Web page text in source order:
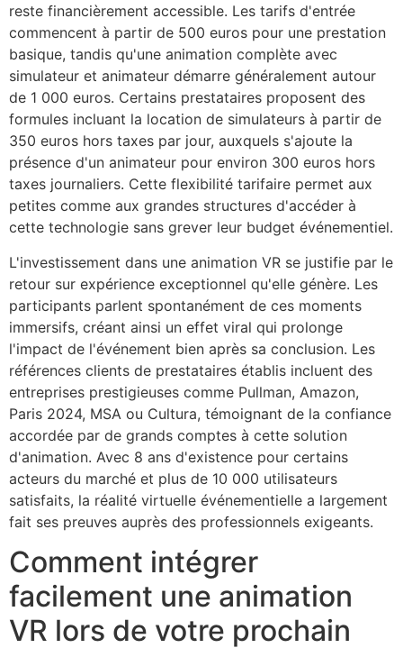
reste financièrement accessible. Les tarifs d'entrée
commencent à partir de 500 euros pour une prestation
basique, tandis qu'une animation complète avec
simulateur et animateur démarre généralement autour
de 1 000 euros. Certains prestataires proposent des
formules incluant la location de simulateurs à partir de
350 euros hors taxes par jour, auxquels s'ajoute la
présence d'un animateur pour environ 300 euros hors
taxes journaliers. Cette flexibilité tarifaire permet aux
petites comme aux grandes structures d'accéder à
cette technologie sans grever leur budget événementiel.
L'investissement dans une animation VR se justifie par le
retour sur expérience exceptionnel qu'elle génère. Les
participants parlent spontanément de ces moments
immersifs, créant ainsi un effet viral qui prolonge
l'impact de l'événement bien après sa conclusion. Les
références clients de prestataires établis incluent des
entreprises prestigieuses comme Pullman, Amazon,
Paris 2024, MSA ou Cultura, témoignant de la confiance
accordée par de grands comptes à cette solution
d'animation. Avec 8 ans d'existence pour certains
acteurs du marché et plus de 10 000 utilisateurs
satisfaits, la réalité virtuelle événementielle a largement
fait ses preuves auprès des professionnels exigeants.
Comment intégrer
facilement une animation
VR lors de votre prochain